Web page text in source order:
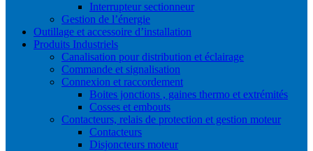
Interrupteur sectionneur
Gestion de l’énergie
Outillage et accessoire d’installation
Produits Industriels
Canalisation pour distribution et éclairage
Commande et signalisation
Connexion et raccordement
Boites jonctions , gaines thermo et extrémités
Cosses et embouts
Contacteurs, relais de protection et gestion moteur
Contacteurs
Disjoncteurs moteur